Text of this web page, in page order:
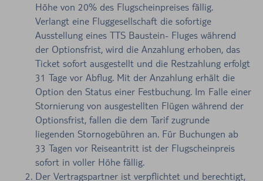
Höhe von 20% des Flugscheinpreises fällig.
Verlangt eine Fluggesellschaft die sofortige
Ausstellung eines TTS Baustein- Fluges während
der Optionsfrist, wird die Anzahlung erhoben, das
Ticket sofort ausgestellt und die Restzahlung erfolgt
31 Tage vor Abflug. Mit der Anzahlung erhält die
Option den Status einer Festbuchung. Im Falle einer
Stornierung von ausgestellten Flügen während der
Optionsfrist, fallen die dem Tarif zugrunde
liegenden Stornogebühren an. Für Buchungen ab
33 Tagen vor Reiseantritt ist der Flugscheinpreis
sofort in voller Höhe fällig.
Der Vertragspartner ist verpflichtet und berechtigt,